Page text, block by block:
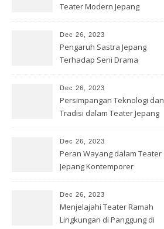
Teater Modern Jepang
Dec 26, 2023
Pengaruh Sastra Jepang
Terhadap Seni Drama
Dec 26, 2023
Persimpangan Teknologi dan
Tradisi dalam Teater Jepang
Dec 26, 2023
Peran Wayang dalam Teater
Jepang Kontemporer
Dec 26, 2023
Menjelajahi Teater Ramah
Lingkungan di Panggung di